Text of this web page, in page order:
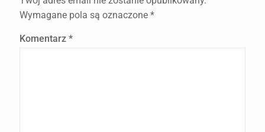
Wymagane pola są oznaczone *
Komentarz *